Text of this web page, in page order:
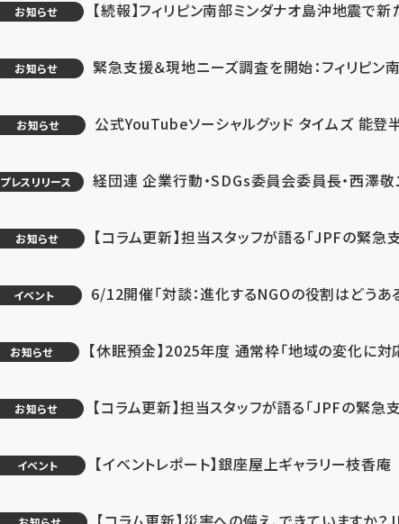
お知らせ 【続報】フィリピン南部ミンダナオ島沖地震で
お知らせ 緊急支援＆現地ニーズ調査を開始：フィリピ
お知らせ 公式YouTubeソーシャルグッド タイムズ 能登
プレスリリース 経団連 企業行動・SDGs委員会委員長・西澤敬
お知らせ 【コラム更新】担当スタッフが語る「JPFの緊
イベント 6/12開催「対談：進化するNGOの役割はどう
お知らせ 【休眠預金】2025年度 通常枠「地域の変化に
お知らせ 【コラム更新】担当スタッフが語る「JPFの緊急
イベント 【イベントレポート】銀座屋上ギャラリー枝香